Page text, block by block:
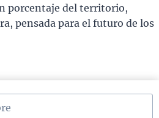
porcentaje del territorio,
pensada para el futuro de los